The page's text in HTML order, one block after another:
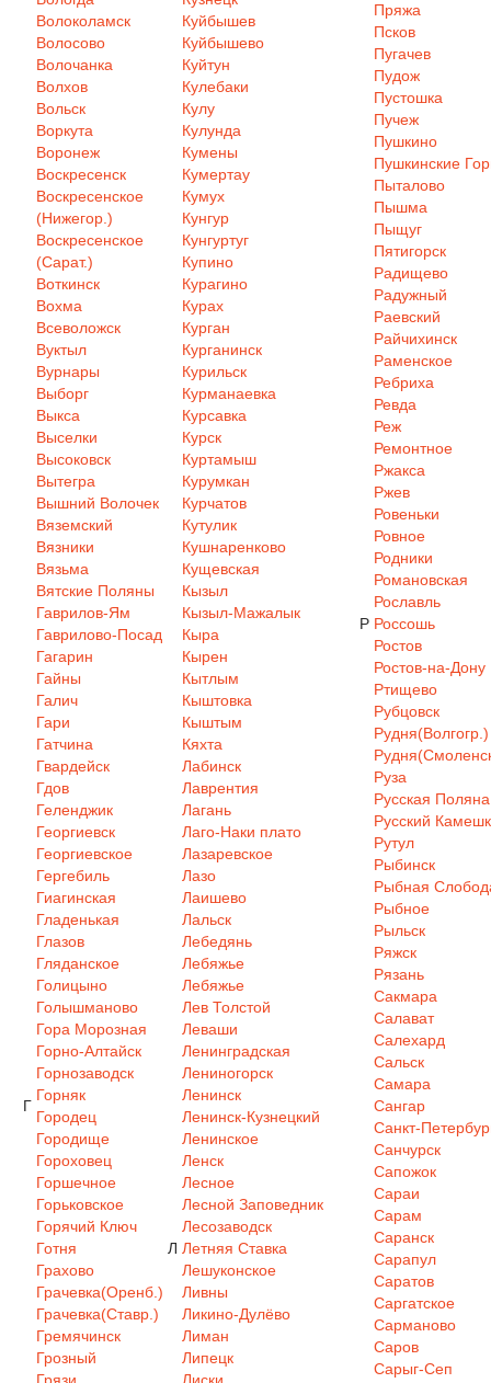
Волоколамск
Волосово
Волочанка
Волхов
Вольск
Воркута
Воронеж
Воскресенск
Воскресенское
(Нижегор.)
Воскресенское
(Сарат.)
Воткинск
Вохма
Всеволожск
Вуктыл
Вурнары
Выборг
Выкса
Выселки
Высоковск
Вытегра
Вышний Волочек
Вяземский
Вязники
Вязьма
Вятские Поляны
Г
Гаврилов-Ям
Гаврилово-Посад
Гагарин
Гайны
Галич
Гари
Гатчина
Гвардейск
Гдов
Геленджик
Георгиевск
Георгиевское
Гергебиль
Гиагинская
Гладенькая
Глазов
Гляданское
Голицыно
Голышманово
Гора Морозная
Горно-Алтайск
Горнозаводск
Горняк
Городец
Городище
Гороховец
Горшечное
Горьковское
Горячий Ключ
Готня
Грахово
Грачевка(Оренб.)
Грачевка(Ставр.)
Гремячинск
Грозный
Куйбышев
Куйбышево
Куйтун
Кулебаки
Кулу
Кулунда
Кумены
Кумертау
Кумух
Кунгур
Кунгуртуг
Купино
Курагино
Курах
Курган
Курганинск
Курильск
Курманаевка
Курсавка
Курск
Куртамыш
Курумкан
Курчатов
Кутулик
Кушнаренково
Кущевская
Кызыл
Кызыл-Мажалык
Кыра
Кырен
Кытлым
Кыштовка
Кыштым
Кяхта
Л
Лабинск
Лаврентия
Лагань
Лаго-Наки плато
Лазаревское
Лазо
Лаишево
Лальск
Лебедянь
Лебяжье
Лебяжье
Лев Толстой
Леваши
Ленинградская
Лениногорск
Ленинск
Ленинск-Кузнецкий
Ленинское
Ленск
Лесное
Лесной Заповедник
Лесозаводск
Летняя Ставка
Лешуконское
Ливны
Ликино-Дулёво
Лиман
Липецк
Пряжа
Псков
Пугачев
Пудож
Пустошка
Пучеж
Пушкино
Пушкинские
Пыталово
Пышма
Пыщуг
Пятигорск
Р
Радищево
Радужный
Раевский
Райчихинск
Раменское
Ребриха
Ревда
Реж
Ремонтное
Ржакса
Ржев
Ровеньки
Ровное
Родники
Романовская
Рославль
Россошь
Ростов
Ростов-на-Дону
Ртищево
Рубцовск
Рудня(Волгогр.)
Руза
Русская Поляна
Русский
Рутул
Рыбинск
Рыбная
Рыбное
Рыльск
Ряжск
Рязань
Сакмара
Салават
Салехард
Сальск
Самара
Сангар
Санкт-
Санчурск
Сапожок
Сараи
Сарам
Саранск
Сарапул
Саратов
Саргатское
Сарманово
Саров
Сарыг-Сеп